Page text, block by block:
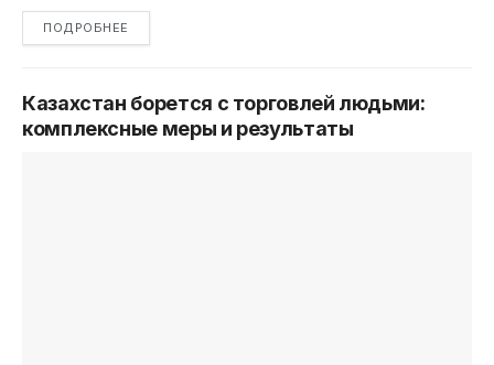
ПОДРОБНЕЕ
Казахстан борется с торговлей людьми:
комплексные меры и результаты